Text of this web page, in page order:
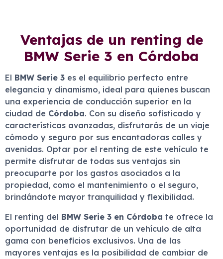
Ventajas de un renting de
BMW Serie 3 en Córdoba
El BMW Serie 3 es el equilibrio perfecto entre
elegancia y dinamismo, ideal para quienes buscan
una experiencia de conducción superior en la
ciudad de Córdoba. Con su diseño sofisticado y
características avanzadas, disfrutarás de un viaje
cómodo y seguro por sus encantadoras calles y
avenidas. Optar por el renting de este vehículo te
permite disfrutar de todas sus ventajas sin
preocuparte por los gastos asociados a la
propiedad, como el mantenimiento o el seguro,
brindándote mayor tranquilidad y flexibilidad.
El renting del BMW Serie 3 en Córdoba te ofrece la
oportunidad de disfrutar de un vehículo de alta
gama con beneficios exclusivos. Una de las
mayores ventajas es la posibilidad de cambiar de